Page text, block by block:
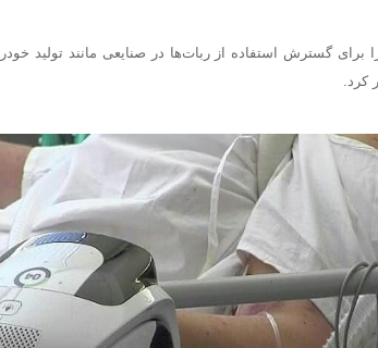
را برای گسترش استفاده از ربات‌ها در صنایعی مانند